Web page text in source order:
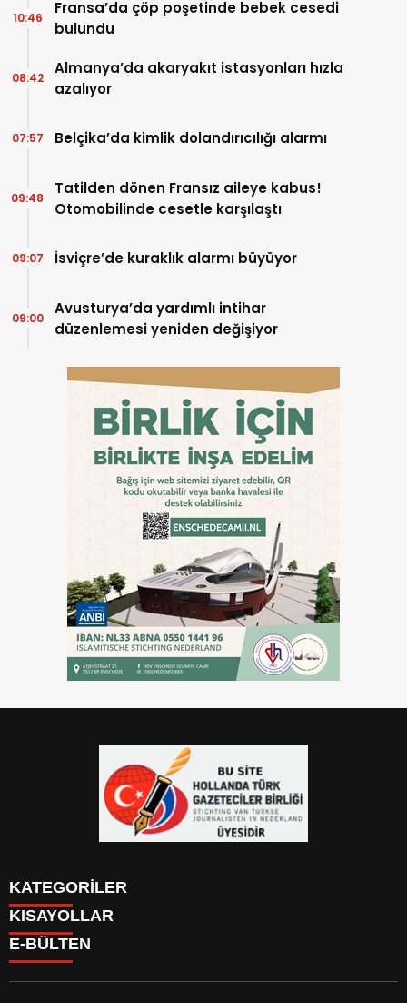
Fransa’da çöp poşetinde bebek cesedi
bulundu
10:46
Almanya’da akaryakıt istasyonları hızla
azalıyor
08:42
Belçika’da kimlik dolandırıcılığı alarmı
07:57
Tatilden dönen Fransız aileye kabus!
Otomobilinde cesetle karşılaştı
09:48
İsviçre’de kuraklık alarmı büyüyor
09:07
Avusturya’da yardımlı intihar
düzenlemesi yeniden değişiyor
09:00
KATEGORİLER
YAZARLAR
PUAN DURUMU
KISAYOLLAR
KAYIT OL
GİRİŞ YAP
E-BÜLTEN